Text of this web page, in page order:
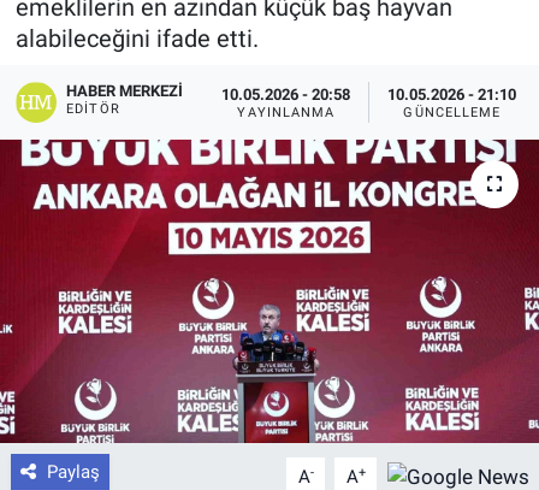
emeklilerin en azından küçük baş hayvan
alabileceğini ifade etti.
HABER MERKEZI
EDITÖR
10.05.2026 - 20:58
YAYINLANMA
10.05.2026 - 21:10
GÜNCELLEME
Paylaş A- A+